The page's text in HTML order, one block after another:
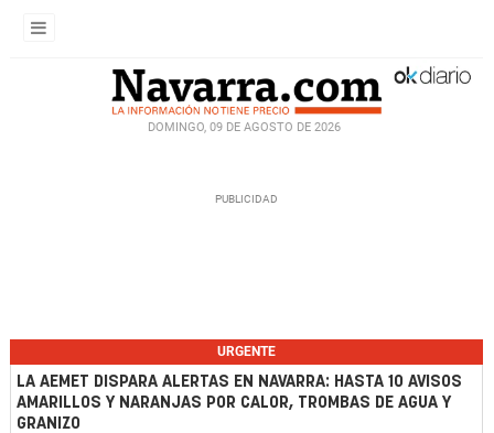
DOMINGO, 09 DE AGOSTO DE 2026
URGENTE
LA AEMET DISPARA ALERTAS EN NAVARRA: HASTA 10 AVISOS
AMARILLOS Y NARANJAS POR CALOR, TROMBAS DE AGUA Y
GRANIZO